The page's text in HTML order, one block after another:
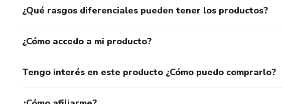
¿Qué rasgos diferenciales pueden tener los productos?
¿Cómo accedo a mi producto?
Tengo interés en este producto ¿Cómo puedo comprarlo?